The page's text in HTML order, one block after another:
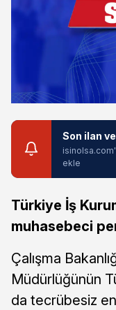
Son ilan
ekle
Türkiye İş
muhasebeci
Çalışma
Müdürlüğünün
da tecrübesiz